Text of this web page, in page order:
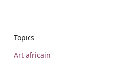
Topics
Art africain